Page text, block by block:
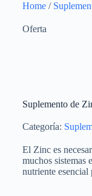
Home/
Oferta
Suplemento de
Categoría:
El Zinc es
muchos sistemas
nutriente esencial